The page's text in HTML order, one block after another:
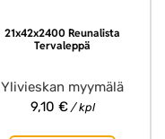
21x42x2400 Reunalista
Tervaleppä
Ylivieskan myymälä
9,10 €/ kpl